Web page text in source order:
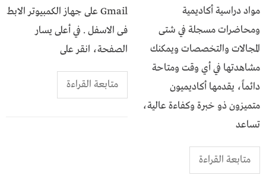
مواد دراسية أكاديمية
ومحاضرات مسجلة في شتى
المجالات والتخصصات ويمكنك
مشاهدتها في أي وقت ومتاحة
دائماً، يقدمها أكاديميون
متميزون ذو خبرة وكفاءة عالية،
تساعد
متابعة القراءة
Gmail على جهاز الكمبيوتر الابط
فى الاسفل . في أعلى يسار
الصفحة، انقر على
متابعة القراءة